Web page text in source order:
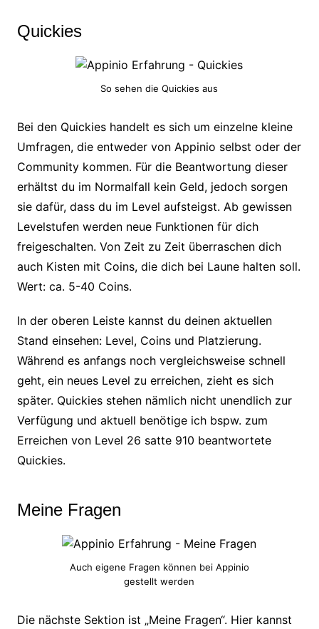
Quickies
So sehen die Quickies aus
Bei den Quickies handelt es sich um einzelne kleine
Umfragen, die entweder von Appinio selbst oder der
Community kommen. Für die Beantwortung dieser
erhältst du im Normalfall kein Geld, jedoch sorgen
sie dafür, dass du im Level aufsteigst. Ab gewissen
Levelstufen werden neue Funktionen für dich
freigeschalten. Von Zeit zu Zeit überraschen dich
auch Kisten mit Coins, die dich bei Laune halten soll.
Wert: ca. 5-40 Coins.
In der oberen Leiste kannst du deinen aktuellen
Stand einsehen: Level, Coins und Platzierung.
Während es anfangs noch vergleichsweise schnell
geht, ein neues Level zu erreichen, zieht es sich
später. Quickies stehen nämlich nicht unendlich zur
Verfügung und aktuell benötige ich bspw. zum
Erreichen von Level 26 satte 910 beantwortete
Quickies.
Meine Fragen
Auch eigene Fragen können bei Appinio
gestellt werden
Die nächste Sektion ist „Meine Fragen“. Hier kannst